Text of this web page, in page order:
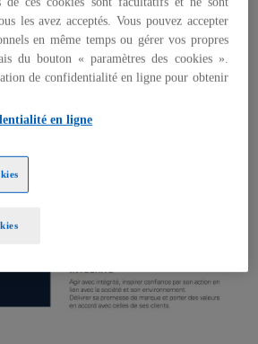
les avez acceptés. Vous pouvez accepter
en même temps ou gérer vos propres
du bouton « paramètres des cookies ».
de confidentialité en ligne pour obtenir
en ligne